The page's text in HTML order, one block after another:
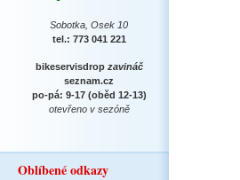
Sobotka, Osek 10
tel.: 773 041 221
bikeservisdrop zavináč
seznam.cz
po-pá: 9-17 (oběd 12-13)
otevřeno v sezóně
Oblíbené odkazy